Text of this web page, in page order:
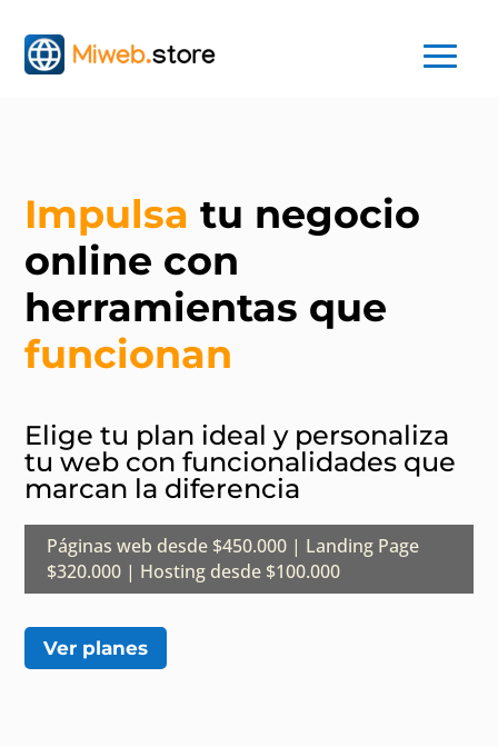
Impulsa tu negocio
online con
herramientas que
funcionan
Elige tu plan ideal y personaliza
tu web con funcionalidades que
marcan la diferencia
Páginas web desde $450.000 | Landing Page
$320.000 | Hosting desde $100.000
Ver planes